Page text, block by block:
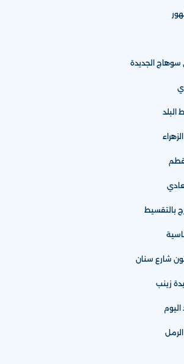
الجديدة
بالتقسيط
شارع سنان
زينب